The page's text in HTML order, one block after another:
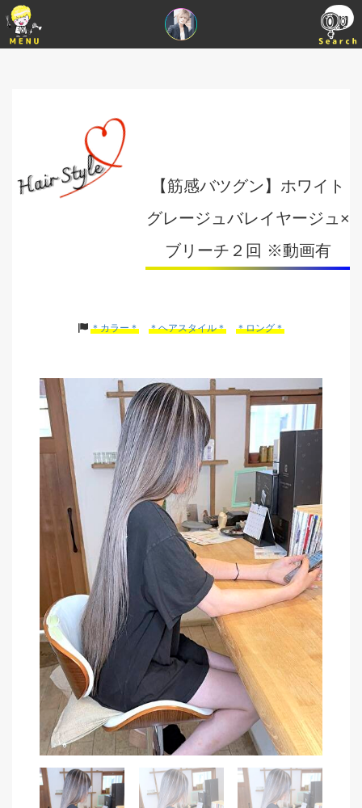
【筋感バツグン】ホワイト
グレージュバレイヤージュ×
ブリーチ２回 ※動画有
＊カラー＊ ＊ヘアスタイル＊ ＊ロング＊